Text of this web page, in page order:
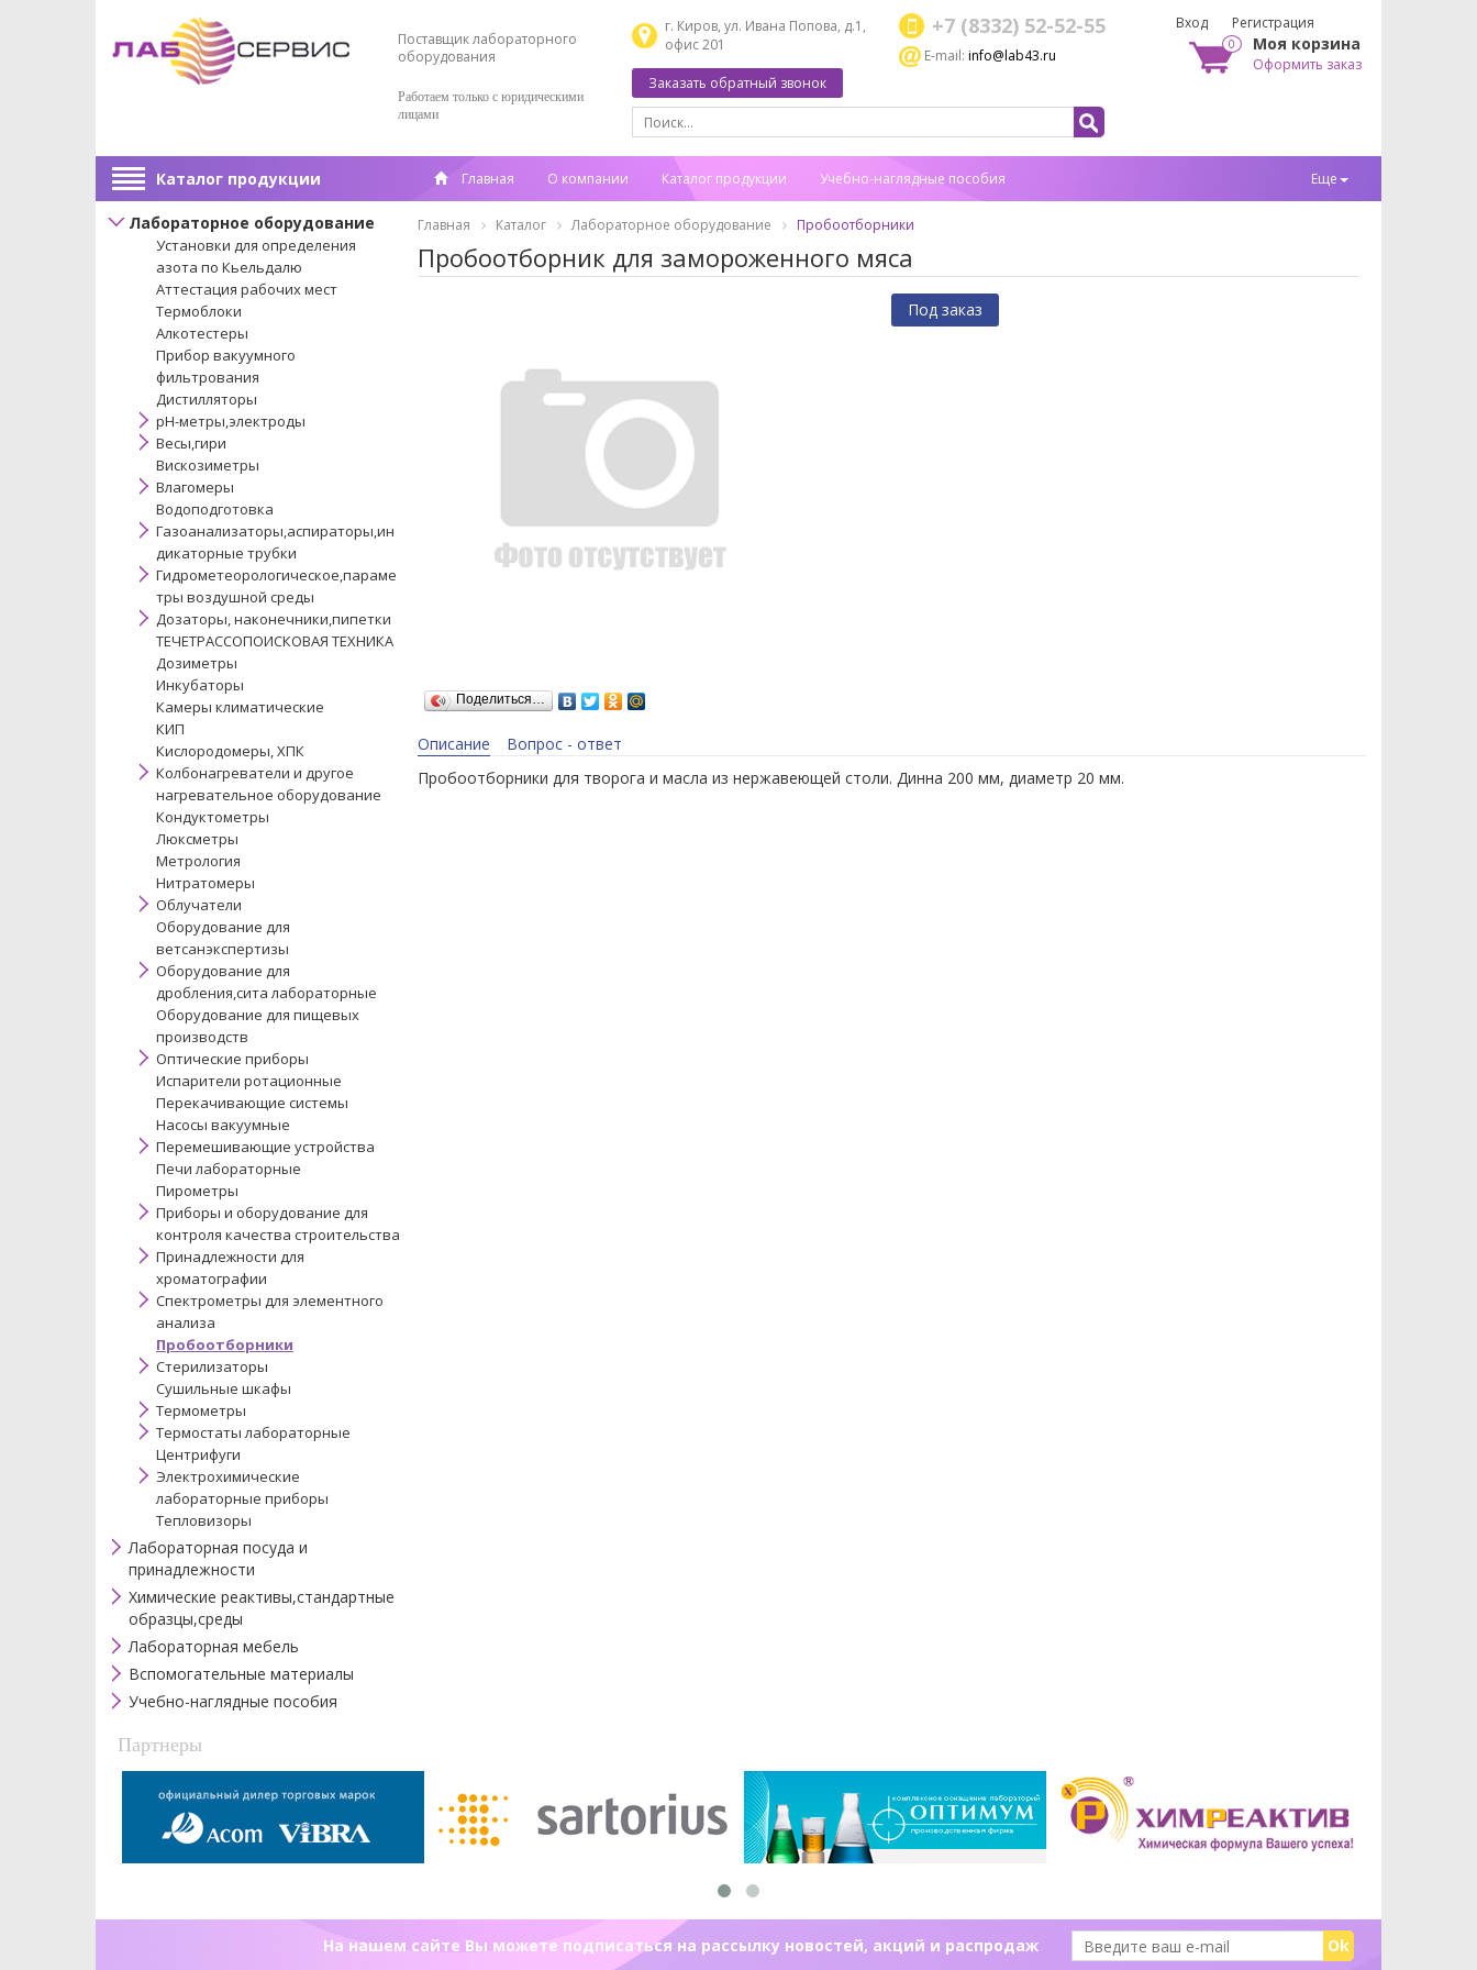
Поставщик лабораторного
оборудования
Работаем только с юридическими
лицами
г. Киров, ул. Ивана Попова, д.1,
офис 201
+7 (8332) 52-52-55
E-mail:info@lab43.ru
Заказать обратный звонок
Вход Регистрация
0 Моя корзина
Оформить заказ
Каталог продукции Главная О компании Каталог продукции Учебно-наглядные пособия Еще
Лабораторное оборудование
Установки для определения
азота по Кьельдалю
Аттестация рабочих мест
Термоблоки
Алкотестеры
Прибор вакуумного
фильтрования
Дистилляторы
pH-метры,электроды
Весы,гири
Вискозиметры
Влагомеры
Водоподготовка
Газоанализаторы,аспираторы,ин
дикаторные трубки
Гидрометеорологическое,параме
тры воздушной среды
Дозаторы, наконечники,пипетки
ТЕЧЕТРАССОПОИСКОВАЯ ТЕХНИКА
Дозиметры
Инкубаторы
Камеры климатические
КИП
Кислородомеры, ХПК
Колбонагреватели и другое
нагревательное оборудование
Кондуктометры
Люксметры
Метрология
Нитратомеры
Облучатели
Оборудование для
ветсанэкспертизы
Оборудование для
дробления,сита лабораторные
Оборудование для пищевых
производств
Оптические приборы
Испарители ротационные
Перекачивающие системы
Насосы вакуумные
Перемешивающие устройства
Печи лабораторные
Пирометры
Приборы и оборудование для
контроля качества строительства
Принадлежности для
хроматографии
Спектрометры для элементного
анализа
Пробоотборники
Стерилизаторы
Сушильные шкафы
Термометры
Термостаты лабораторные
Центрифуги
Электрохимические
лабораторные приборы
Тепловизоры
Лабораторная посуда и
принадлежности
Химические реактивы,стандартные
образцы,среды
Лабораторная мебель
Вспомогательные материалы
Учебно-наглядные пособия
Главная Каталог Лабораторное оборудование Пробоотборники
Пробоотборник для замороженного мяса
Поделиться…
Под заказ
Описание
Вопрос - ответ
Пробоотборники для творога и масла из нержавеющей столи. Динна 200 мм, диаметр 20 мм.
Партнеры
На нашем сайте Вы можете подписаться на рассылку новостей, акций и распродаж Ok